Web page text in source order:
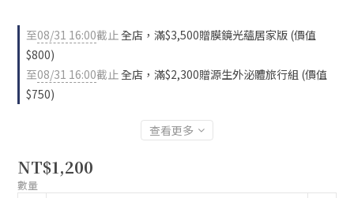
至08/31 16:00截止全店，滿$3,500贈膜鏡光蘊居家版 (價值
$800)
至08/31 16:00截止全店，滿$2,300贈源生外泌體旅行組 (價值
$750)
查看更多
NT$1,200
數量